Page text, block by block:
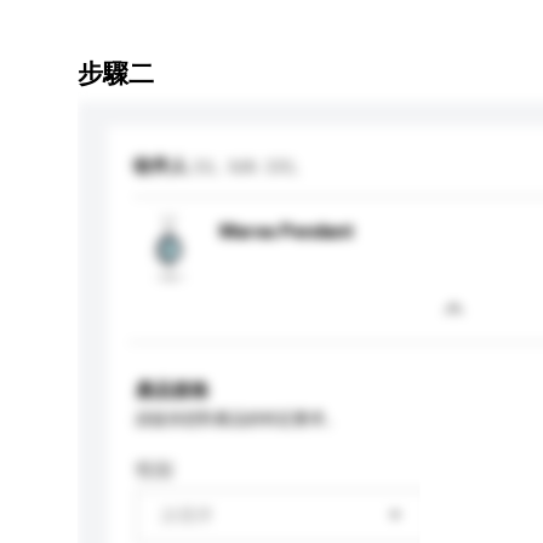
步驟二
收件人
Marea Pendant
產品規格